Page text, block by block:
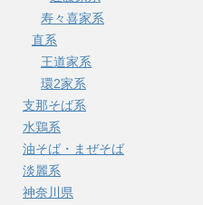
寿々喜家系
直系
王道家系
環2家系
支那そば系
水鶏系
油そば・まぜそば
淡麗系
神奈川県